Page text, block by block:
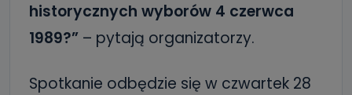
historycznych wyborów 4 czerwca
1989?” – pytają organizatorzy.
Spotkanie odbędzie się w czwartek 28